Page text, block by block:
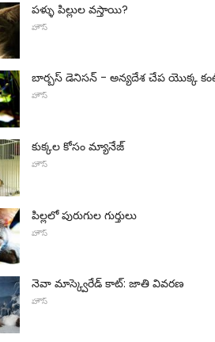
పళ్ళు పిల్లుల వస్తాయి?
హౌస్
బార్బస్ డెనిసన్ - అన్యదేశ చేప యొక్క
హౌస్
కుక్కల కోసం మ్యానేజ్
హౌస్
పిల్లలో పురుగుల గుర్తులు
హౌస్
నెవా మాస్క్వెరేడ్ కాట్: జాతి వివరణ
హౌస్